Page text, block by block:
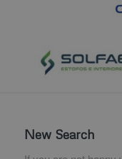
New Search